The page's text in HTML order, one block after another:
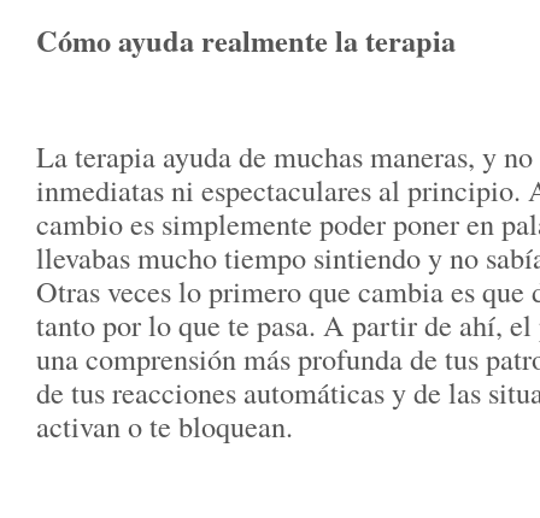
Cómo ayuda realmente la terapia
La terapia ayuda de muchas maneras, y no
inmediatas ni espectaculares al principio.
cambio es simplemente poder poner en
llevabas mucho tiempo sintiendo y no
Otras veces lo primero que cambia es que
tanto por lo que te pasa. A partir de ahí,
una comprensión más profunda de tus
de tus reacciones automáticas y de las
activan o te bloquean.